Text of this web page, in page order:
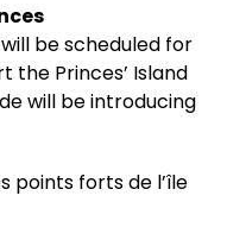
be scheduled for
Princes’ Island
will be introducing
points forts de l’île